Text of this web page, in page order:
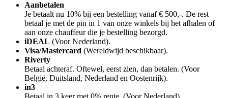
Aanbetalen
Je betaalt nu 10% bij een bestelling vanaf € 500,-. De rest
betaal je met de pin in 1 van onze winkels bij het afhalen of
aan onze chauffeur die je bestelling bezorgd.
iDEAL (Voor Nederland).
Visa/Mastercard (Wereldwijd beschikbaar).
Riverty
Betaal achteraf. Oftewel, eerst zien, dan betalen. (Voor
België, Duitsland, Nederland en Oostenrijk).
in3
Betaal in 3 keer met 0% rente. (Voor Nederland).